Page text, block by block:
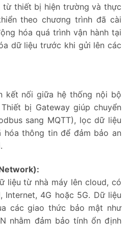
từ thiết bị hiện trường và thực
theo chương trình đã cài
hóa quá trình vận hành tại
dữ liệu trước khi gửi lên các
kết nối giữa hệ thống nội bộ
bị Gateway giúp chuyển
sang MQTT), lọc dữ liệu
thông tin để đảm bảo an
liệu từ nhà máy lên cloud, có
Internet, 4G hoặc 5G. Dữ liệu
các giao thức bảo mật như
nhằm đảm bảo tính ổn định